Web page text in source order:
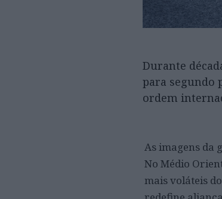
Durante
para segundo
ordem
As imagens da
No Médio
mais voláteis